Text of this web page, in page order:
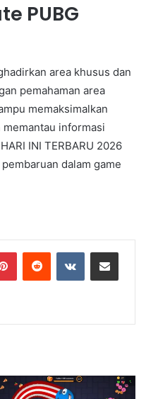
PUBG
area khusus dan
pemahaman area
memaksimalkan
informasi
INI TERBARU 2026
dalam game